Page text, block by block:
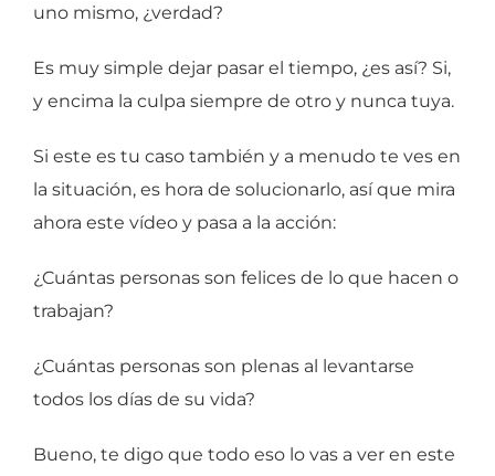
uno mismo, ¿verdad?
Es muy simple dejar pasar el tiempo, ¿es así? Si,
y encima la culpa siempre de otro y nunca tuya.
Si este es tu caso también y a menudo te ves en
la situación, es hora de solucionarlo, así que mira
ahora este vídeo y pasa a la acción:
¿Cuántas personas son felices de lo que hacen o
trabajan?
¿Cuántas personas son plenas al levantarse
todos los días de su vida?
Bueno, te digo que todo eso lo vas a ver en este